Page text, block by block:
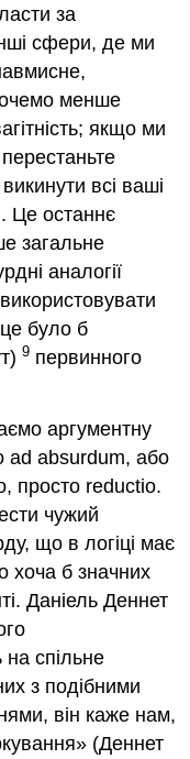
за
сфери, де ми
менше
якщо ми
всі ваші
Це останнє
загальне
аналогії
було б
9 первинного
аргументну
ad absurdum, або
просто reductio.
чужий
що в логіці має
хоча б значних
Даніель Деннет
на спільне
з подібними
він каже нам,
(Деннет